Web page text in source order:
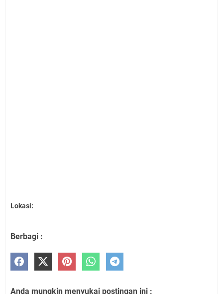
Lokasi:
Berbagi :
Anda mungkin menyukai postingan ini :